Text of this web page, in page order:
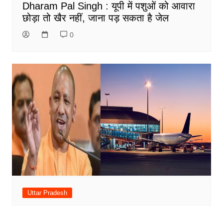
Dharam Pal Singh : यूपी में पशुओं को आवारा
छोड़ा तो खैर नहीं, जाना पड़ सकता है जेल
0
Uttar Pradesh